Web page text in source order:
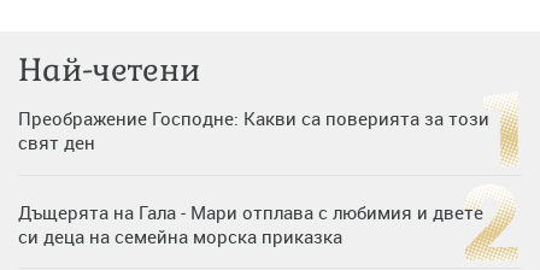
Най-четени
Преображение Господне: Какви са поверията за този
свят ден
Дъщерята на Гала - Мари отплава с любимия и двете
си деца на семейна морска приказка